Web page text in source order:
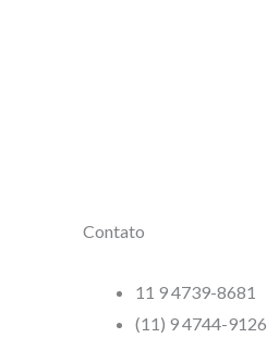
Contato
11 9 4739-8681
(11) 9 4744-9126